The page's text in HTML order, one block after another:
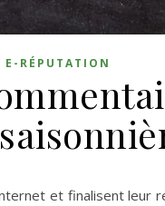
E-RÉPUTATION
et finalisent leur